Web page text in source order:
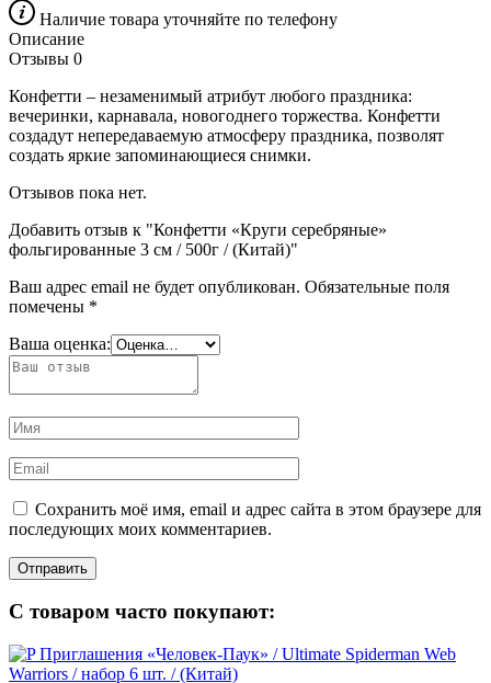
Наличие товара уточняйте по телефону
Описание
Отзывы 0
Конфетти – незаменимый атрибут любого праздника:
вечеринки, карнавала, новогоднего торжества. Конфетти
создадут непередаваемую атмосферу праздника, позволят
создать яркие запоминающиеся снимки.
Отзывов пока нет.
Добавить отзыв к "Конфетти «Круги серебряные»
фольгированные 3 см / 500г / (Китай)"
Ваш адрес email не будет опубликован. Обязательные поля
помечены *
Ваша оценка:
Сохранить моё имя, email и адрес сайта в этом браузере для
последующих моих комментариев.
С товаром часто покупают: